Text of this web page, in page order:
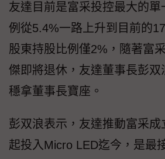
友達目前是富采投控最大的單
例從5.4%一路上升到目前的
股東持股比例僅2%，隨著富
傑即將退休，友達董事長彭双
穩拿董事長寶座。
彭双浪表示，友達推動富采成
起投入Micro LED迄今，是最